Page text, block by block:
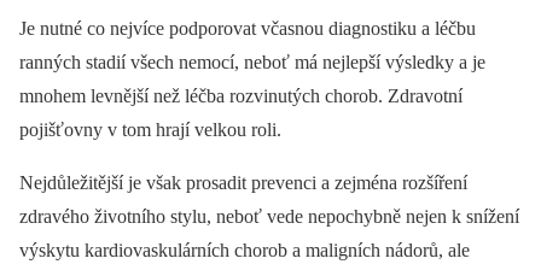
Je nutné co nejvíce podporovat včasnou diagnostiku a léčbu
ranných stadií všech nemocí, neboť má nejlepší výsledky a je
mnohem levnější než léčba rozvinutých chorob. Zdravotní
pojišťovny v tom hrají velkou roli.
Nejdůležitější je však prosadit prevenci a zejména rozšíření
zdravého životního stylu, neboť vede nepochybně nejen k snížení
výskytu kardiovaskulárních chorob a maligních nádorů, ale